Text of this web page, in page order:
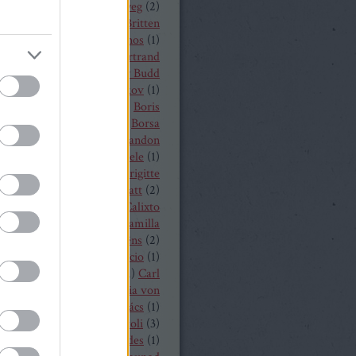
bélyeg (2)
Benjamin Britten
István Berkes János (1)
Zimmermann
Bertrand
(2)beszámoló
Billy Budd
Nilsson Bogdan Volkov (1)
Boris
(1
Borsa
Bo Skovhus
Brandon
Bregenzer Festspiele (1)
Rae(1)
Brigitte
Brindley Sherratt (2)
Calixto
Cameron Shahbazi
Camilla
Camille Saint-Saëns (2)
Saint Saens
Capriccio (1)
) 1) Carl
Carl Maria von
(5)Carmen Cár és ács (1)
cd Cecilia Bartoli (3)
Chabert ezredes (1)